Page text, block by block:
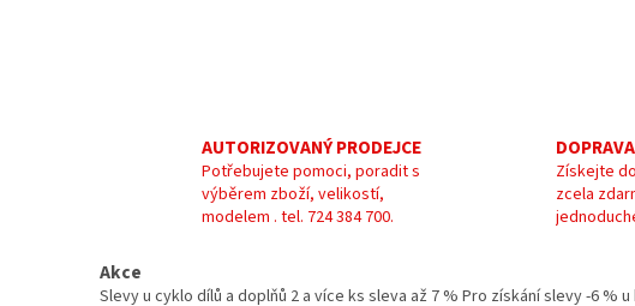
AUTORIZOVANÝ PRODEJCE
Potřebujete pomoci, poradit s
výběrem zboží, velikostí,
modelem . tel. 724 384 700.
Získejte
zcela
Akce
Slevy u cyklo dílů a doplňů 2 a více ks sleva až 7 % Pro získání slevy -6